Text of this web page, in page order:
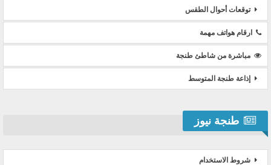
توقعات أحوال الطقس
ارقام هواتف مهمة
مباشرة من شاطئ طنجة
إذاعة طنجة المتوسط
طنجة نيوز
شروط الاستخدام